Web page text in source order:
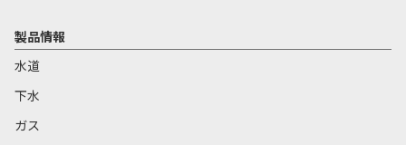
製品情報
水道
下水
ガス